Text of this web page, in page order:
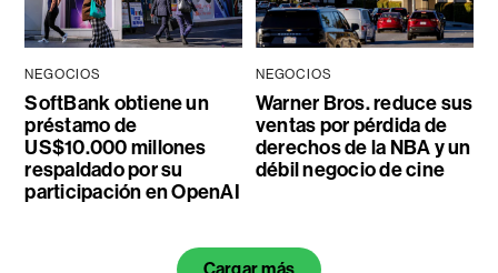
NEGOCIOS
SoftBank obtiene un
préstamo de
US$10.000 millones
respaldado por su
participación en OpenAI
NEGOCIOS
Warner Bros. reduce sus
ventas por pérdida de
derechos de la NBA y un
débil negocio de cine